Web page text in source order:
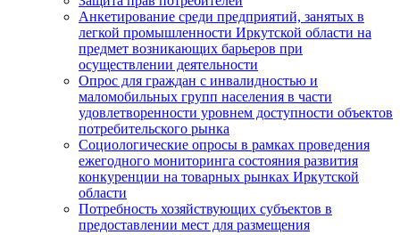
Анкетирование среди предприятий, занятых в
легкой промышленности Иркутской области на
предмет возникающих барьеров при
осуществлении деятельности
Опрос для граждан с инвалидностью и
маломобильных групп населения в части
удовлетворенности уровнем доступности объектов
потребительского рынка
Социологические опросы в рамках проведения
ежегодного мониторинга состояния развития
конкуренции на товарных рынках Иркутской
области
Потребность хозяйствующих субъектов в
предоставлении мест для размещения